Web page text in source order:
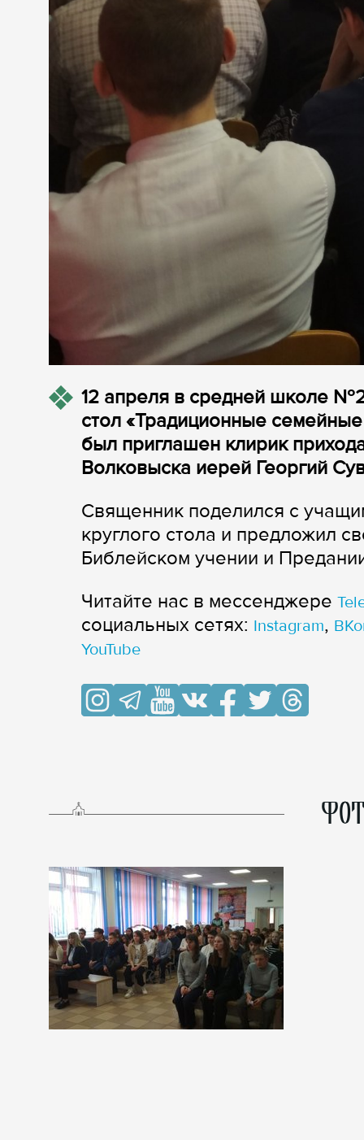
12 апреля в средней школе
стол «Традиционные
был приглашен клирик
Волковыска иерей Георгий
Священник поделился с
круглого стола и предложил
Библейском учении и
Читайте нас в мессенджере
cоциальных сетях: Instagram,
YouTube